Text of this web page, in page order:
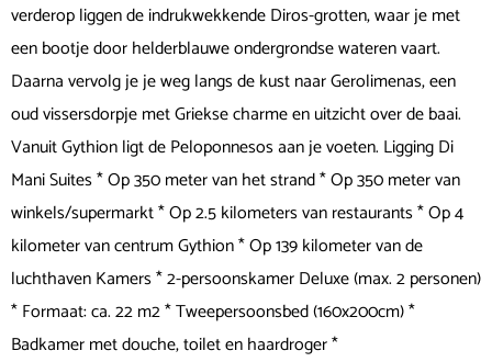
verderop liggen de indrukwekkende Diros-grotten, waar je met
een bootje door helderblauwe ondergrondse wateren vaart.
Daarna vervolg je je weg langs de kust naar Gerolimenas, een
oud vissersdorpje met Griekse charme en uitzicht over de baai.
Vanuit Gythion ligt de Peloponnesos aan je voeten. Ligging Di
Mani Suites * Op 350 meter van het strand * Op 350 meter van
winkels/supermarkt * Op 2.5 kilometers van restaurants * Op 4
kilometer van centrum Gythion * Op 139 kilometer van de
luchthaven Kamers * 2-persoonskamer Deluxe (max. 2 personen)
* Formaat: ca. 22 m2 * Tweepersoonsbed (160x200cm) *
Badkamer met douche, toilet en haardroger *